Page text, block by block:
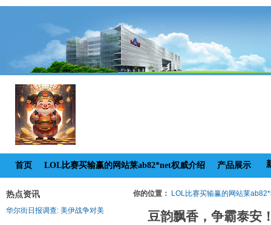
首页 LOL比赛买输赢的网站莱ab82*net权威介绍 产品展示
热点资讯
华尔街日报调查: 美伊战争对美
你的位置： LOL比赛买输赢的网站莱
豆韵飘香，争霸泰安